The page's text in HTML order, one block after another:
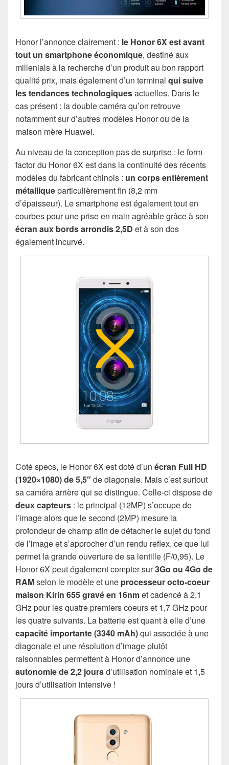
Honor l’annonce clairement : le Honor 6X est avant
tout un smartphone économique, destiné aux
millenials à la recherche d’un produit au bon rapport
qualité prix, mais également d’un terminal qui suive
les tendances technologiquesactuelles. Dans le
cas présent : la double caméra qu’on retrouve
notamment sur d’autres modèles Honor ou de la
maison mère Huawei.
Au niveau de la conception pas de surprise : le form
factor du Honor 6X est dans la continuité des récents
modèles du fabricant chinois : un corps entièrement
métalliqueparticulièrement fin (8,2 mm
d’épaisseur). Le smartphone est également tout en
courbes pour une prise en main agréable grâce à son
écran aux bords arrondis 2,5D et à son dos
également incurvé.
Coté specs, le Honor 6X est doté d’un écran Full HD
(1920×1080) de 5,5″de diagonale. Mais c’est surtout
sa caméra arrière qui se distingue. Celle-ci dispose de
deux capteurs : le principal (12MP) s’occupe de
l’image alors que le second (2MP) mesure la
profondeur de champ afin de détacher le sujet du fond
de l’image et s’approcher d’un rendu reflex, ce que lui
permet la grande ouverture de sa lentille (F/0,95). Le
Honor 6X peut également compter sur3Go ou 4Go de
RAMselon le modèle et une processeur octo-coeur
maison Kirin 655 gravé en 16nmet cadencé à 2,1
GHz pour les quatre premiers coeurs et 1,7 GHz pour
les quatre suivants. La batterie est quant à elle d’une
capacité importante (3340 mAh)qui associée à une
diagonale et une résolution d’image plutôt
raisonnables permettent à Honor d’annonce une
autonomie de 2,2 joursd’utilisation nominale et 1,5
jours d’utilisation intensive !